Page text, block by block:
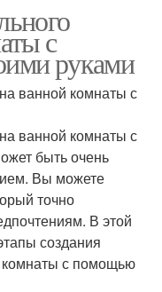
с
руками
ванной комнаты с
ванной комнаты с
быть очень
Вы можете
точно
В этой
создания
комнаты с помощью